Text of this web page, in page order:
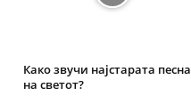
Како звучи најстарата песна
на светот?